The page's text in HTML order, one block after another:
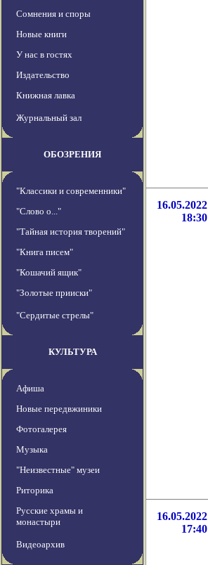
Сомнения и споры
Новые книги
У нас в гостях
Издательство
Книжная лавка
Журнальный зал
ОБОЗРЕНИЯ
"Классики и современники"
"Слово о..."
"Тайная история творений"
"Книга писем"
"Кошачий ящик"
"Золотые прииски"
"Сердитые стрелы"
КУЛЬТУРА
Афиша
Новые передвжиники
Фотогалерея
Музыка
"Неизвестные" музеи
Риторика
Русские храмы и
монастыри
Видеоархив
16.05.2022
18:30
16.05.2022
17:40